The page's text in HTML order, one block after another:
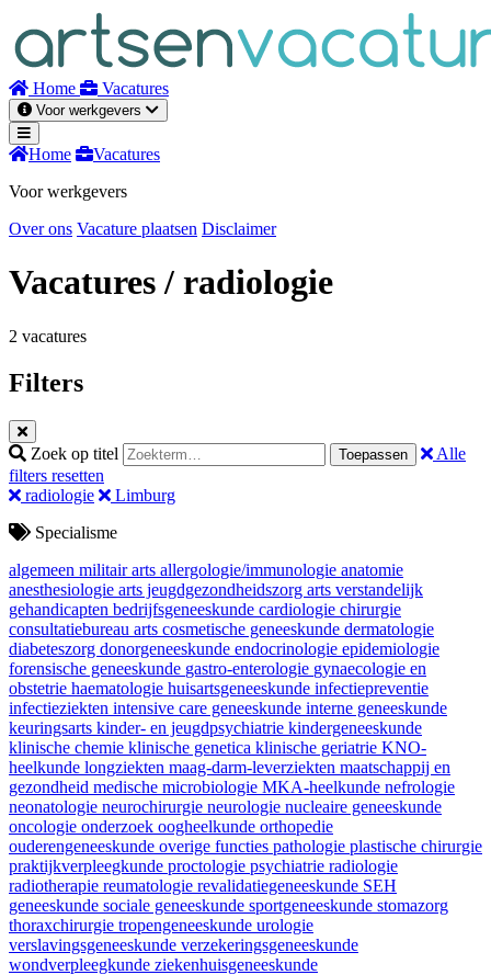
inhoud
Home Vacatures
Voor werkgevers
Home
Vacatures
Voor werkgevers
Over ons Vacature plaatsen Disclaimer
Vacatures/ radiologie
2 vacatures
Filters
Zoek op titel Toepassen
Alle
filters resetten
radiologie
Limburg
Specialisme
algemeen militair arts allergologie/immunologie anatomie
anesthesiologie arts jeugdgezondheidszorg arts verstandelijk
gehandicapten bedrijfsgeneeskunde cardiologie chirurgie
consultatiebureau arts cosmetische geneeskunde dermatologie
diabeteszorg donorgeneeskunde endocrinologie epidemiologie
forensische geneeskunde gastro-enterologie gynaecologie en
obstetrie haematologie huisartsgeneeskunde infectiepreventie
infectieziekten intensive care geneeskunde interne geneeskunde
keuringsarts kinder- en jeugdpsychiatrie kindergeneeskunde
klinische chemie klinische genetica klinische geriatrie KNO-
heelkunde longziekten maag-darm-leverziekten maatschappij en
gezondheid medische microbiologie MKA-heelkunde nefrologie
neonatologie neurochirurgie neurologie nucleaire geneeskunde
oncologie onderzoek oogheelkunde orthopedie
ouderengeneeskunde overige functies pathologie plastische chirurgie
praktijkverpleegkunde proctologie psychiatrie radiologie
radiotherapie reumatologie revalidatiegeneeskunde SEH
geneeskunde sociale geneeskunde sportgeneeskunde stomazorg
thoraxchirurgie tropengeneeskunde urologie
verslavingsgeneeskunde verzekeringsgeneeskunde
wondverpleegkunde ziekenhuisgeneeskunde